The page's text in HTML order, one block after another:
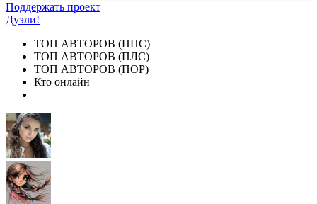
Поддержать проект
Дуэли!
ТОП АВТОРОВ (ППС)
ТОП АВТОРОВ (ПЛС)
ТОП АВТОРОВ (ПОР)
Кто онлайн